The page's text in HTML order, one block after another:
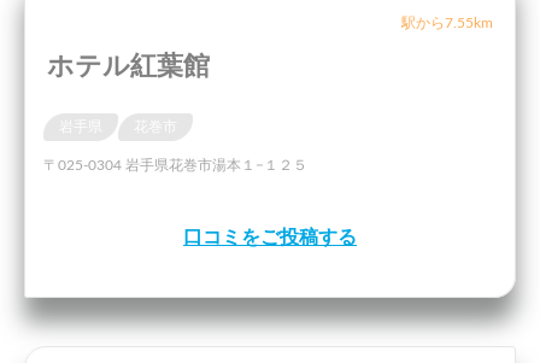
駅から7.55km
ホテル紅葉館
岩手県
〒025-0304 岩手県花巻市湯本１−１２５
口コミをご投稿する